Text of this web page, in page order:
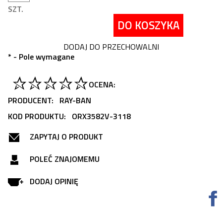
SZT.
DO KOSZYKA
DODAJ DO PRZECHOWALNI
* - Pole wymagane
OCENA:
PRODUCENT: RAY-BAN
KOD PRODUKTU: ORX3582V-3118
ZAPYTAJ O PRODUKT
POLEĆ ZNAJOMEMU
DODAJ OPINIĘ